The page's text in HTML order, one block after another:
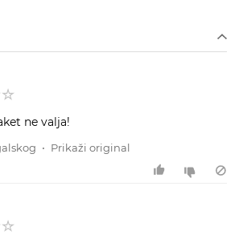
ne valja!
• Prikaži original